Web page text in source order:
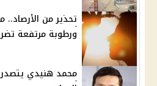
تحذير من الأرصاد..
ورطوبة مرتفعة تضرب
محمد هنيدي يتصدر